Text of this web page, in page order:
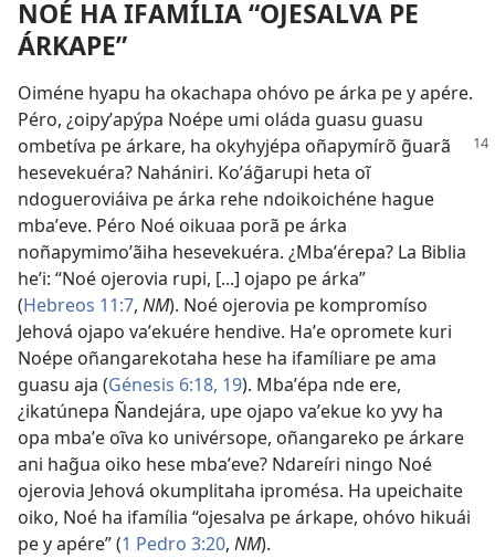
NOÉ HA IFAMÍLIA “OJESALVA PE
ÁRKAPE”
Oiméne hyapu ha okachapa ohóvo pe árka pe y apére.
Péro, ¿oipyʼapýpa Noépe umi oláda guasu guasu
ombetíva pe árkare, ha okyhyjépa oñapymírõ g̃uarã
hesevekuéra? Nahániri. Koʼág̃arupi heta oĩ
ndogueroviáiva pe árka rehe ndoikoichéne hague
mbaʼeve. Péro Noé oikuaa porã pe árka
noñapymimoʼãiha hesevekuéra. ¿Mbaʼérepa? La Biblia
heʼi: “Noé ojerovia rupi, [...] ojapo pe árka”
(Hebreos 11:7, NM). Noé ojerovia pe kompromíso
Jehová ojapo vaʼekuére hendive. Haʼe opromete kuri
Noépe oñangarekotaha hese ha ifamíliare pe ama
guasu aja (Génesis 6:18, 19). Mbaʼépa nde ere,
¿ikatúnepa Ñandejára, upe ojapo vaʼekue ko yvy ha
opa mbaʼe oĩva ko univérsope, oñangareko pe árkare
ani hag̃ua oiko hese mbaʼeve? Ndareíri ningo Noé
ojerovia Jehová okumplitaha ipromésa. Ha upeichaite
oiko, Noé ha ifamília “ojesalva pe árkape, ohóvo hikuái
pe y apére” (1 Pedro 3:20, NM).